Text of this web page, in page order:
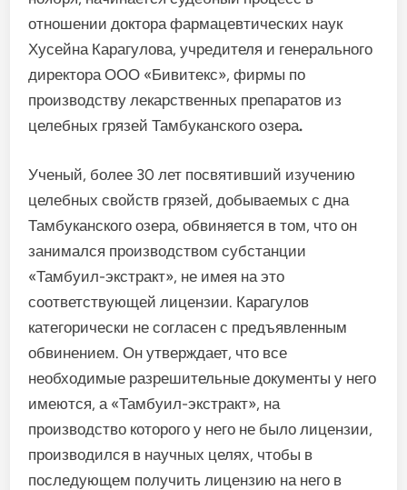
отношении доктора фармацевтических наук
Хусейна Карагулова, учредителя и генерального
директора ООО «Бивитекс», фирмы по
производству лекарственных препаратов из
целебных грязей Тамбуканского озера.
Ученый, более 30 лет посвятивший изучению
целебных свойств грязей, добываемых с дна
Тамбуканского озера, обвиняется в том, что он
занимался производством субстанции
«Тамбуил-экстракт», не имея на это
соответствующей лицензии. Карагулов
категорически не согласен с предъявленным
обвинением. Он утверждает, что все
необходимые разрешительные документы у него
имеются, а «Тамбуил-экстракт», на
производство которого у него не было лицензии,
производился в научных целях, чтобы в
последующем получить лицензию на него в